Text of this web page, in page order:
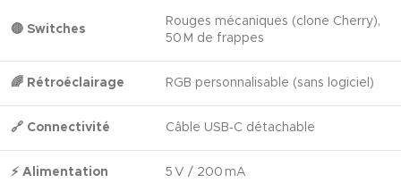
🔴 Switches
Rouges mécaniques (clone Cherry),
50 M de frappes
🌈 Rétroéclairage RGB personnalisable (sans logiciel)
🔗 Connectivité Câble USB‑C détachable
⚡ Alimentation 5 V / 200 mA